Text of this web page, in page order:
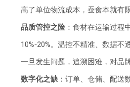
高了单位物流成本，蚕食本就有
品质管控之险 ：食材在运输过程
10%-20%。温控不精准、数据不
一旦发生问题，追溯困难，对品
数字化之缺 ：订单、仓储、配送